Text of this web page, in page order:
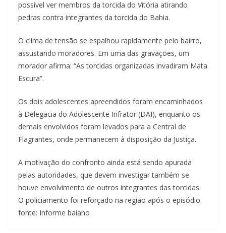
possível ver membros da torcida do Vitória atirando
pedras contra integrantes da torcida do Bahia.
O clima de tensão se espalhou rapidamente pelo bairro,
assustando moradores. Em uma das gravações, um
morador afirma: “As torcidas organizadas invadiram Mata
Escura”.
Os dois adolescentes apreendidos foram encaminhados
à Delegacia do Adolescente Infrator (DAI), enquanto os
demais envolvidos foram levados para a Central de
Flagrantes, onde permanecem à disposição da Justiça.
A motivação do confronto ainda está sendo apurada
pelas autoridades, que devem investigar também se
houve envolvimento de outros integrantes das torcidas.
O policiamento foi reforçado na região após o episódio.
fonte: Informe baiano